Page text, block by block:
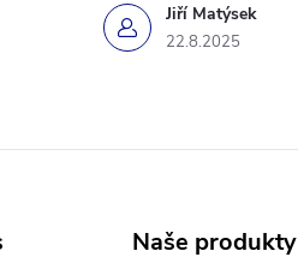
Jiří Matýsek
22.8.2025
Naše produkty